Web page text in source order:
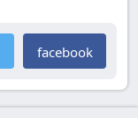
facebook